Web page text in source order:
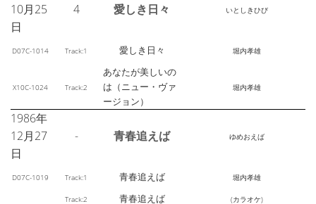
10月25
日
4 愛しき日々 いとしきひび
D07C-1014 Track:1 愛しき日々 堀内孝雄
X10C-1024 Track:2
あなたが美しいの
は（ニュー・ヴァ
ージョン）
堀内孝雄
1986年
12月27
日
- 青春追えば ゆめおえば
D07C-1019 Track:1 青春追えば 堀内孝雄
Track:2 青春追えば (カラオケ)